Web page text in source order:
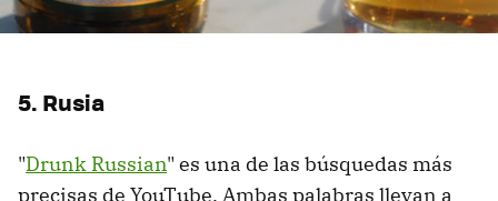
5. Rusia
"Drunk Russian" es una de las búsquedas más
precisas de YouTube. Ambas palabras llevan a